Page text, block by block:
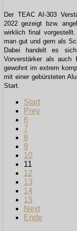
Der TEAC AI-303
2022 gezeigt bzw.
wirklich final
man gut und gern als
Dabei handelt es
Vorverstärker als auch
gewohnt im extrem
mit einer gebürsteten
Start.
Start
Prev
6
7
8
9
10
11
12
13
14
15
Next
Ende